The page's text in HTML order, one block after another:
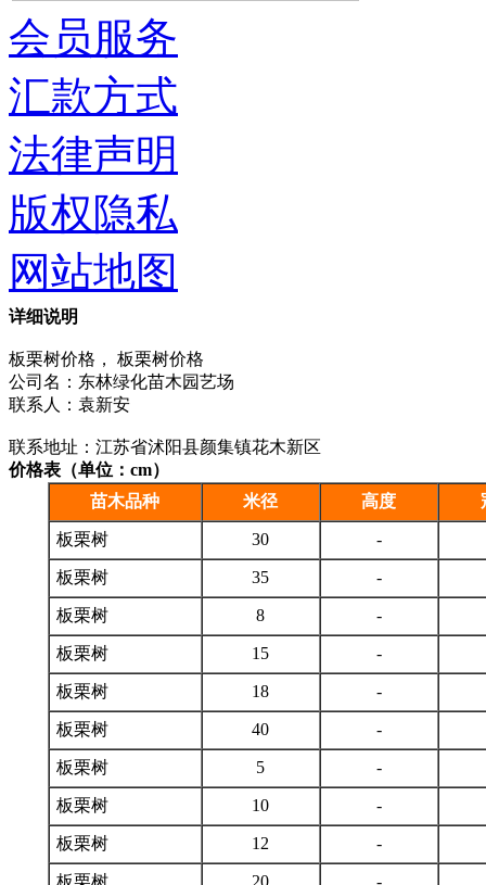
详细说明
板栗树价格， 板栗树价格
公司名：东林绿化苗木园艺场
联系人：袁新安
联系地址：江苏省沭阳县颜集镇花木新区
价格表（单位：cm）
苗木品种
米径 高度
板栗树 30 -
板栗树 35 -
板栗树 8 -
板栗树 15 -
板栗树 18 -
板栗树 40 -
板栗树 5 -
板栗树 10 -
板栗树 12 -
板栗树 20 -
会员服务
汇款方式
法律声明
版权隐私
网站地图